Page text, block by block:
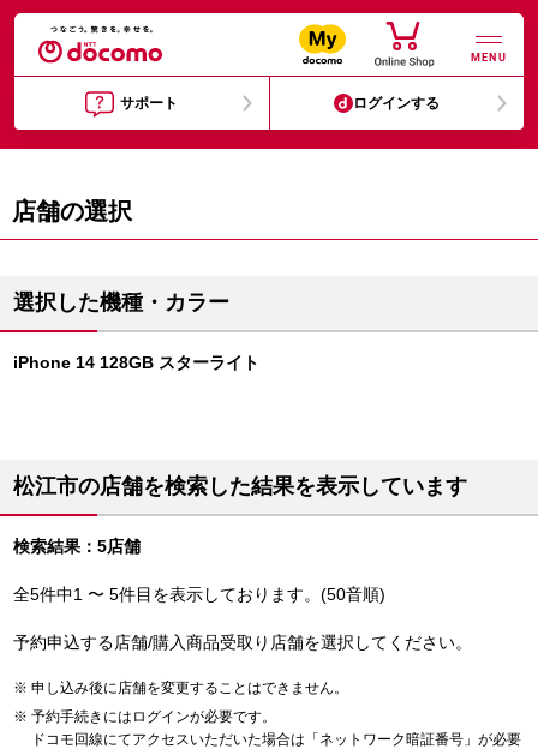
MENU
サポート ログインする
店舗の選択
選択した機種・カラー
iPhone 14 128GB スターライト
松江市の店舗を検索した結果を表示しています
検索結果：5店舗
全5件中1 〜 5件目を表示しております。(50音順)
予約申込する店舗/購入商品受取り店舗を選択してください。
申し込み後に店舗を変更することはできません。
予約手続きにはログインが必要です。
ドコモ回線にてアクセスいただいた場合は「ネットワーク暗証番号」が必要